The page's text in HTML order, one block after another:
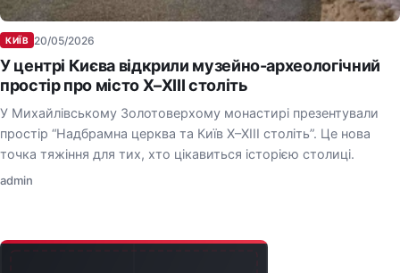
КИЇВ 20/05/2026
У центрі Києва відкрили музейно-археологічний
простір про місто X–XIII століть
У Михайлівському Золотоверхому монастирі презентували
простір “Надбрамна церква та Київ X–XIII століть”. Це нова
точка тяжіння для тих, хто цікавиться історією столиці.
admin